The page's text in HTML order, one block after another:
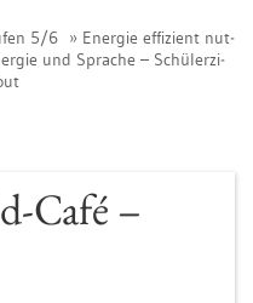
5/6
En­er­gie ef­fi­zi­ent nut­
und Spra­che – Schü­ler­zi­
Café –